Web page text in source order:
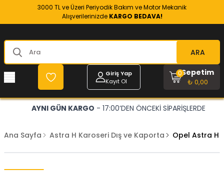
3000 TL ve Üzeri Periyodik Bakım ve Motor Mekanik
Alışverilerinizde KARGO BEDAVA!
ARA
Giriş Yap
Kayıt Ol
Sepetim
₺ 0,00
0
AYNI GÜN KARGO - 17:00’DEN ÖNCEKİ SİPARİŞLERDE
Ana Sayfa Astra H Karoseri Dış ve Kaporta Opel Astra H